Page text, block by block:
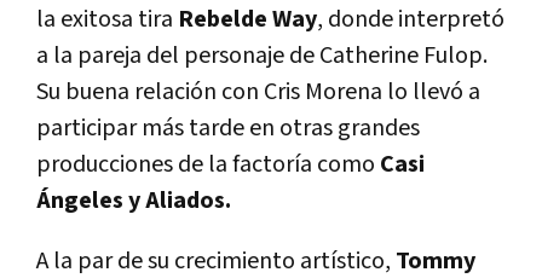
la exitosa tira Rebelde Way, donde interpretó
a la pareja del personaje de Catherine Fulop.
Su buena relación con Cris Morena lo llevó a
participar más tarde en otras grandes
producciones de la factoría como Casi
Ángeles y Aliados.
A la par de su crecimiento artístico, Tommy